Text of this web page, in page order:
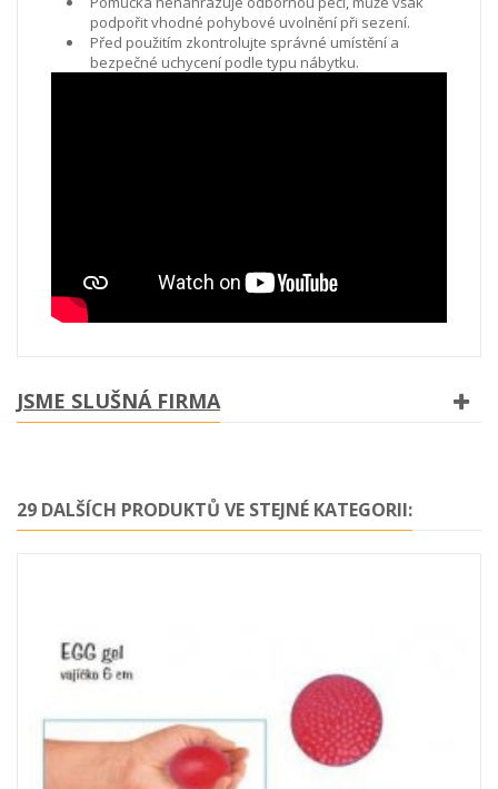
podpořit vhodné pohybové uvolnění při sezení.
Před použitím zkontrolujte správné umístění a
bezpečné uchycení podle typu nábytku.
JSME SLUŠNÁ FIRMA
29 DALŠÍCH PRODUKTŮ VE STEJNÉ KATEGORII: